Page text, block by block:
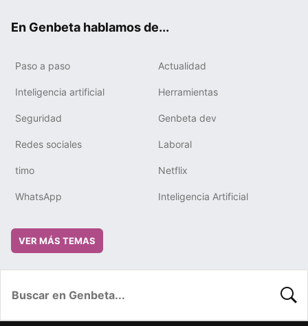
En Genbeta hablamos de...
Paso a paso Actualidad
Inteligencia artificial Herramientas
Seguridad Genbeta dev
Redes sociales Laboral
timo Netflix
WhatsApp Inteligencia Artificial
VER MÁS TEMAS